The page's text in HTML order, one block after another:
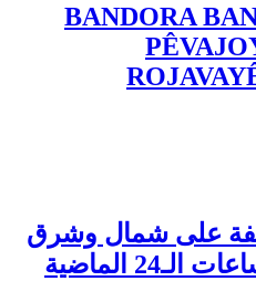
BANDORA
على شمال وشرق
الماضية